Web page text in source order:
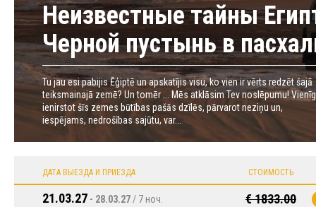
Неизвестные тайны
Черной пустынь в
Tu jau esi pabijis Ēģiptē un apskatījis visu, ko vien ir vērts redzēt šajā
teiksmainajā zemē? Un tomēr ... Mēs atklāsim Tev noslēpumu!
ienirstot šīs zemes būtības pašās dzīlēs, pārvarot neziņu un,
iespējams, nedrošības sajūtu, var...
ДАТА ВЫЕЗДА И ПРИЕЗДА СТОИМОСТЬ
21.03.27 - 28.03.27 / 7 ноч. € 1833.00